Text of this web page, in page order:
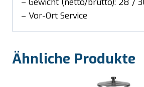
– Vor-Ort Service
Ähnliche Produkte